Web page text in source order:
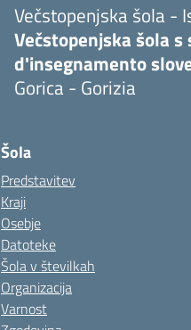
Večstopenjska šola -
Večstopenjska šola
d'insegnamento
Gorica - Gorizia
Šola
Predstavitev
Kraji
Osebje
Datoteke
Šola v številkah
Organizacija
Varnost